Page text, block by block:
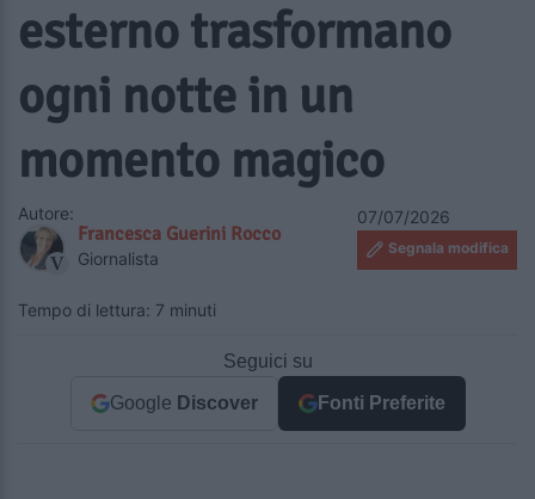
esterno trasformano
ogni notte in un
momento magico
Autore:
Francesca Guerini Rocco
Giornalista
07/07/2026
Segnala modifica
Tempo di lettura: 7 minuti
Seguici su
Google Discover Fonti Preferite